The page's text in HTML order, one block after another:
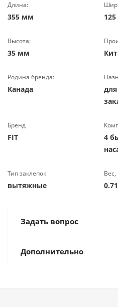
Длина:
355 мм
Высота:
35 мм
Родина бренда:
Канада
Бренд
FIT
4
Тип заклепок
вытяжные
Вес,
0.71
Задать вопрос
Дополнительно